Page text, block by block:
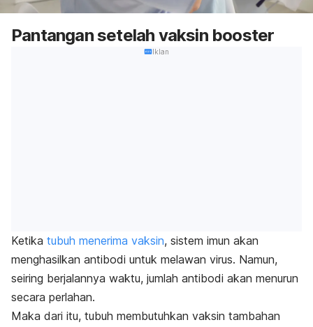
Pantangan setelah vaksin booster
Iklan
Ketika tubuh menerima vaksin, sistem imun akan
menghasilkan antibodi untuk melawan virus. Namun,
seiring berjalannya waktu, jumlah antibodi akan menurun
secara perlahan.
Maka dari itu, tubuh membutuhkan vaksin tambahan